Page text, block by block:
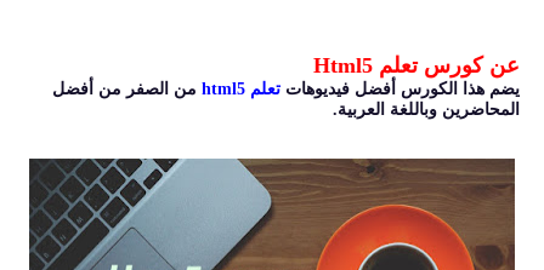
عن كورس تعلم Html5
يضم هذا الكورس أفضل فيديوهات تعلم html5
من الصفر من أفضل
المحاضرين وباللغة العربية.